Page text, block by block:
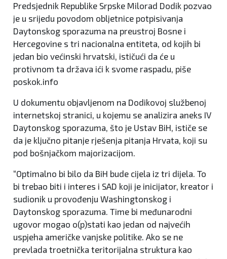
Predsjednik Republike Srpske Milorad Dodik pozvao
je u srijedu povodom obljetnice potpisivanja
Daytonskog sporazuma na preustroj Bosne i
Hercegovine s tri nacionalna entiteta, od kojih bi
jedan bio većinski hrvatski, ističući da će u
protivnom ta država ići k svome raspadu, piše
poskok.info
U dokumentu objavljenom na Dodikovoj službenoj
internetskoj stranici, u kojemu se analizira aneks IV
Daytonskog sporazuma, što je Ustav BiH, ističe se
da je ključno pitanje rješenja pitanja Hrvata, koji su
pod bošnjačkom majorizacijom.
“Optimalno bi bilo da BiH bude cijela iz tri dijela. To
bi trebao biti i interes i SAD koji je inicijator, kreator i
sudionik u provođenju Washingtonskog i
Daytonskog sporazuma. Time bi međunarodni
ugovor mogao o(p)stati kao jedan od najvećih
uspjeha američke vanjske politike. Ako se ne
prevlada troetnička teritorijalna struktura kao